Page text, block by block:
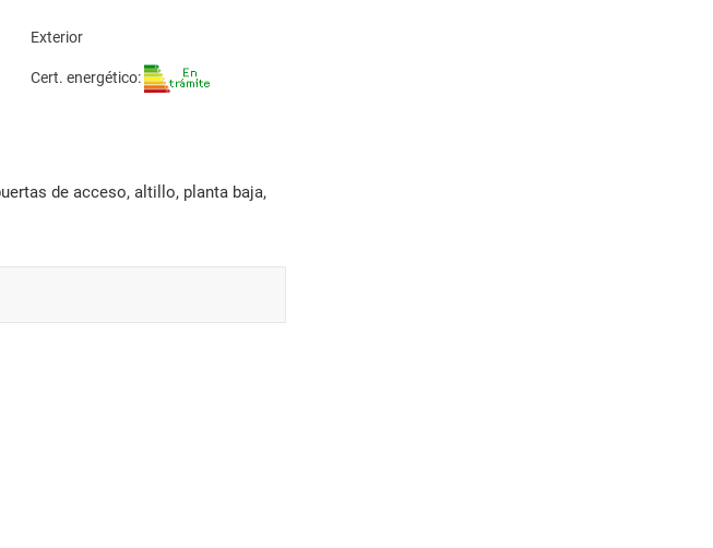
Exterior
Cert. energético: